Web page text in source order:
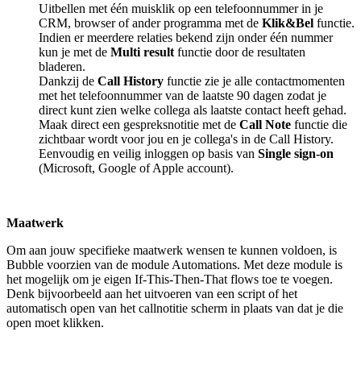
Uitbellen met één muisklik op een telefoonnummer in je
CRM, browser of ander programma met de Klik&Bel functie.
Indien er meerdere relaties bekend zijn onder één nummer
kun je met de Multi result functie door de resultaten
bladeren.
Dankzij de Call History functie zie je alle contactmomenten
met het telefoonnummer van de laatste 90 dagen zodat je
direct kunt zien welke collega als laatste contact heeft gehad.
Maak direct een gespreksnotitie met de Call Note functie die
zichtbaar wordt voor jou en je collega's in de Call History.
Eenvoudig en veilig inloggen op basis van Single sign-on
(Microsoft, Google of Apple account).
Maatwerk
Om aan jouw specifieke maatwerk wensen te kunnen voldoen, is
Bubble voorzien van de module Automations. Met deze module is
het mogelijk om je eigen If-This-Then-That flows toe te voegen.
Denk bijvoorbeeld aan het uitvoeren van een script of het
automatisch open van het callnotitie scherm in plaats van dat je die
open moet klikken.